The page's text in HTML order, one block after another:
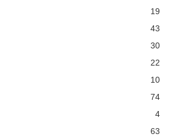
19
43
30
22
10
74
4
63